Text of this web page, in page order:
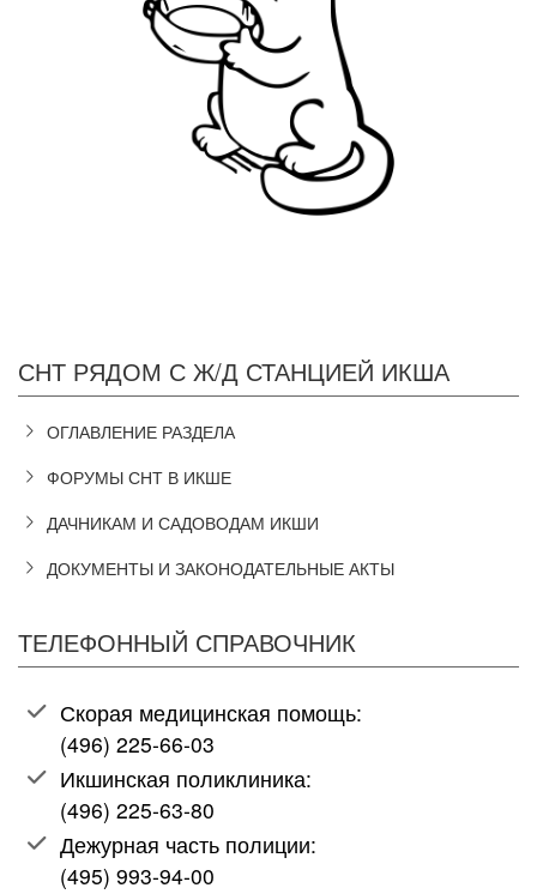
СНТ РЯДОМ С Ж/Д СТАНЦИЕЙ ИКША
ОГЛАВЛЕНИЕ РАЗДЕЛА
ФОРУМЫ СНТ В ИКШЕ
ДАЧНИКАМ И САДОВОДАМ ИКШИ
ДОКУМЕНТЫ И ЗАКОНОДАТЕЛЬНЫЕ АКТЫ
ТЕЛЕФОННЫЙ СПРАВОЧНИК
Скорая медицинская помощь:
(496) 225-66-03
Икшинская поликлиника:
(496) 225-63-80
Дежурная часть полиции:
(495) 993-94-00